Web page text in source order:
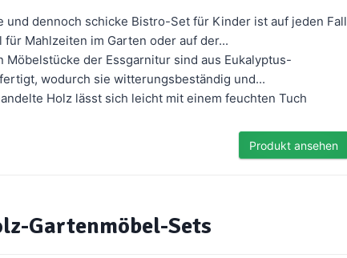
und dennoch schicke Bistro-Set für Kinder ist auf jeden Fall
für Mahlzeiten im Garten oder auf der...
Möbelstücke der Essgarnitur sind aus Eukalyptus-
wodurch sie witterungsbeständig und...
Holz lässt sich leicht mit einem feuchten Tuch
Produkt ansehen
Gartenmöbel-Sets